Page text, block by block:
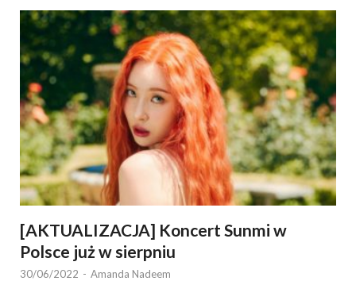
[AKTUALIZACJA] Koncert Sunmi w
Polsce już w sierpniu
30/06/2022 - Amanda Nadeem